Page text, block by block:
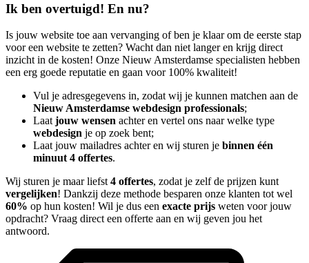
Ik ben overtuigd! En nu?
Is jouw website toe aan vervanging of ben je klaar om de eerste stap
voor een website te zetten? Wacht dan niet langer en krijg direct
inzicht in de kosten! Onze Nieuw Amsterdamse specialisten hebben
een erg goede reputatie en gaan voor 100% kwaliteit!
Vul je adresgegevens in, zodat wij je kunnen matchen aan de
Nieuw Amsterdamse webdesign professionals;
Laat jouw wensen achter en vertel ons naar welke type
webdesign je op zoek bent;
Laat jouw mailadres achter en wij sturen je binnen één
minuut 4 offertes.
Wij sturen je maar liefst 4 offertes, zodat je zelf de prijzen kunt
vergelijken! Dankzij deze methode besparen onze klanten tot wel
60% op hun kosten! Wil je dus een exacte prijs weten voor jouw
opdracht? Vraag direct een offerte aan en wij geven jou het
antwoord.